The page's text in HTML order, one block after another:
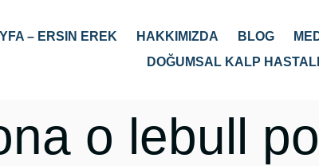
– ERSIN EREK HAKKIMIZDA BLOG
DOĞUMSAL KALP
o lebull